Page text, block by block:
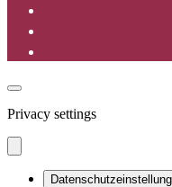
Privacy settings